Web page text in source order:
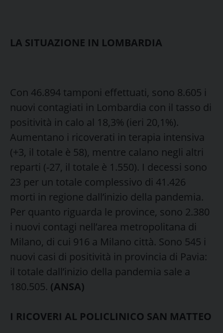
LA SITUAZIONE IN LOMBARDIA
Con 46.894 tamponi effettuati, sono 8.605 i
nuovi contagiati in Lombardia con il tasso di
positività in calo al 18,3% (ieri 20,1%).
Aumentano i ricoverati in terapia intensiva
(+3, il totale è 58), mentre calano negli altri
reparti (-27, il totale è 1.550). I decessi sono
23 per un totale complessivo di 41.426
morti in regione dall’inizio della pandemia.
Per quanto riguarda le province, sono 2.380
i nuovi contagi nell’area metropolitana di
Milano, di cui 916 a Milano città. Sono 545 i
nuovi casi di positività in provincia di Pavia:
il totale dall’inizio della pandemia sale a
180.505. (ANSA)
I RICOVERI AL POLICLINICO SAN MATTEO